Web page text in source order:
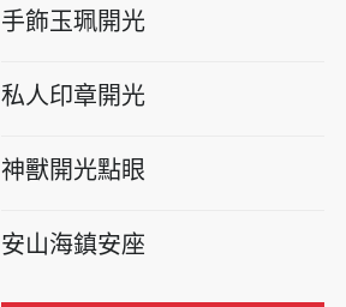
手飾玉珮開光
私人印章開光
神獸開光點眼
安山海鎮安座